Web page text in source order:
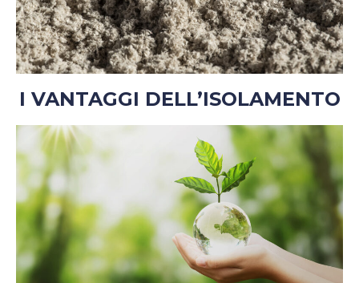
I VANTAGGI DELL’ISOLAMENTO